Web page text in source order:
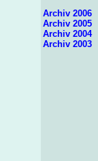
Archiv 2006
Archiv 2005
Archiv 2004
Archiv 2003